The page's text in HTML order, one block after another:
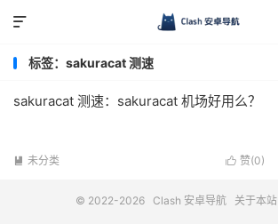

标签：sakuracat 测速
sakuracat 测速：sakuracat 机场好用么？
 赞(0)
 未分类
© 2022-2026 Clash 安卓导航 关于本站